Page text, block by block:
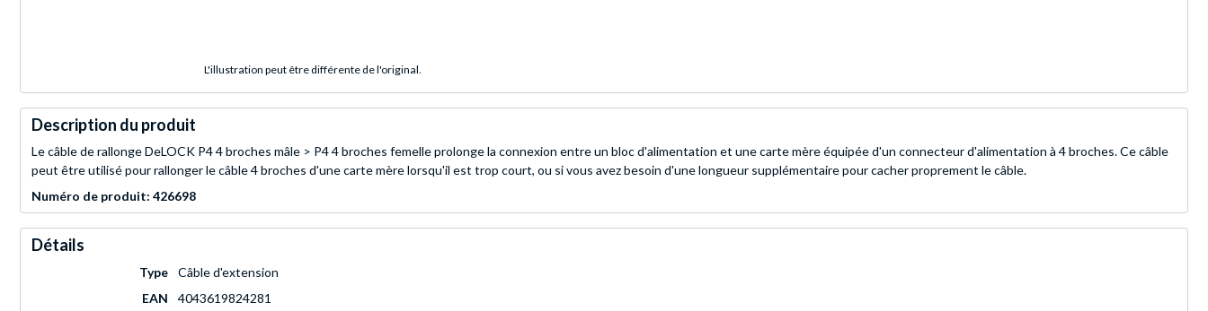
L'illustration peut être différente de l'original.
Description du produit
Le câble de rallonge DeLOCK P4 4 broches mâle > P4 4 broches femelle prolonge la connexion entre un bloc d'alimentation et une carte mère équipée d'un connecteur d'alimentation à 4 broches. Ce câble
peut être utilisé pour rallonger le câble 4 broches d'une carte mère lorsqu'il est trop court, ou si vous avez besoin d'une longueur supplémentaire pour cacher proprement le câble.
Numéro de produit: 426698
Détails
Type
Câble d'extension
EAN
4043619824281